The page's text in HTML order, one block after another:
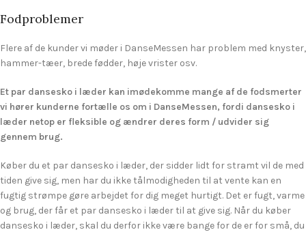
Fodproblemer
Flere af de kunder vi møder i DanseMessen har problem med knyster,
hammer-tæer, brede fødder, høje vrister osv.
Et par dansesko i læder kan imødekomme mange af de fodsmerter
vi hører kunderne fortælle os om i DanseMessen, fordi dansesko i
læder netop er fleksible og ændrer deres form / udvider sig
gennem brug.
Køber du et par dansesko i læder, der sidder lidt for stramt vil de med
tiden give sig, men har du ikke tålmodigheden til at vente kan en
fugtig strømpe gøre arbejdet for dig meget hurtigt. Det er fugt, varme
og brug, der får et par dansesko i læder til at give sig. Når du køber
dansesko i læder, skal du derfor ikke være bange for de er for små, du